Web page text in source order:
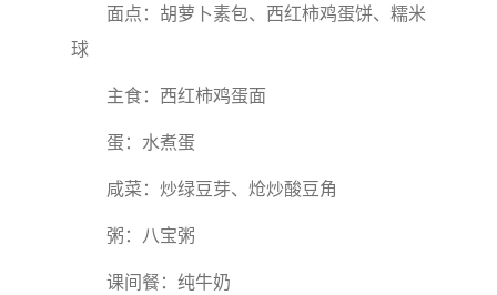
面点：胡萝卜素包、西红柿鸡蛋饼、糯米
球
主食：西红柿鸡蛋面
蛋：水煮蛋
咸菜：炒绿豆芽、炝炒酸豆角
粥：八宝粥
课间餐：纯牛奶